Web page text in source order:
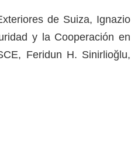
de Suiza, Ignazio
y la Cooperación en
Feridun H. Sinirlioğlu,